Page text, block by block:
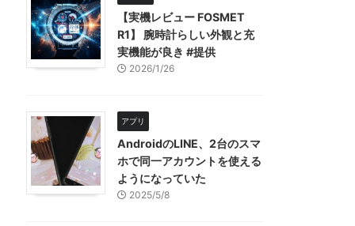
【実機レビュー FOSMET
R1】 腕時計らしい外観と充
実機能が良き #提供
2026/1/26
アプリ
AndroidのLINE、2台のスマ
ホで同一アカウントを使える
ようになっていた
2025/5/8